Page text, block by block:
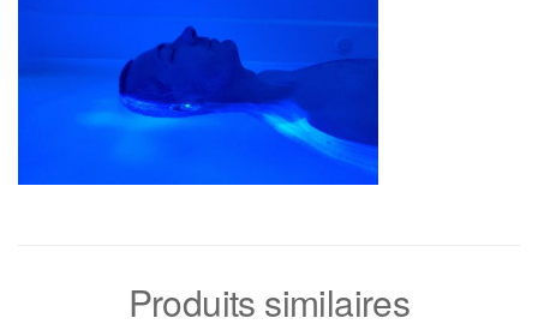
Produits similaires